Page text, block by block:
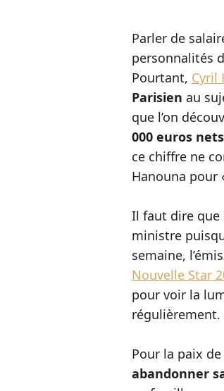
Parler de
personnalités
Pourtant, Cyril
Parisien au
que l’on
000 euros
ce chiffre ne
Hanouna pour
Il faut dire que
ministre
semaine,
Nouvelle Star
pour voir la
régulièrement.
Pour la paix
abandonner